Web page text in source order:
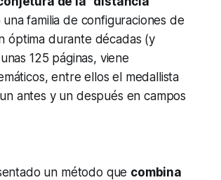
familia de configuraciones de
óptima durante décadas (y
125 páginas, viene
entre ellos el medallista
antes y un después en campos
un método que combina